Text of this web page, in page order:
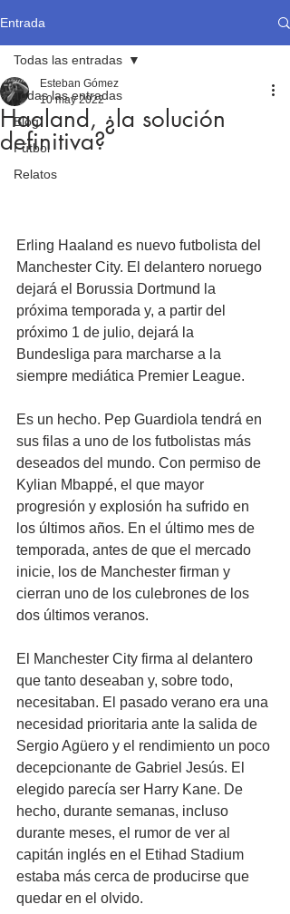
Entrada
Todas las entradas
Blog
Fútbol
Relatos
Todas las entradas
Haaland, ¿la solución
definitiva?
Esteban Gómez
10 may 2022
Erling Haaland es nuevo futbolista del
Manchester City. El delantero noruego
dejará el Borussia Dortmund la
próxima temporada y, a partir del
próximo 1 de julio, dejará la
Bundesliga para marcharse a la
siempre mediática Premier League.
Es un hecho. Pep Guardiola tendrá en
sus filas a uno de los futbolistas más
deseados del mundo. Con permiso de
Kylian Mbappé, el que mayor
progresión y explosión ha sufrido en
los últimos años. En el último mes de
temporada, antes de que el mercado
inicie, los de Manchester firman y
cierran uno de los culebrones de los
dos últimos veranos.
El Manchester City firma al delantero
que tanto deseaban y, sobre todo,
necesitaban. El pasado verano era una
necesidad prioritaria ante la salida de
Sergio Agüero y el rendimiento un poco
decepcionante de Gabriel Jesús. El
elegido parecía ser Harry Kane. De
hecho, durante semanas, incluso
durante meses, el rumor de ver al
capitán inglés en el Etihad Stadium
estaba más cerca de producirse que
quedar en el olvido.